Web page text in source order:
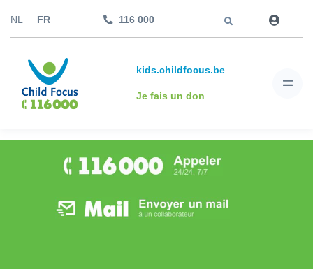
NL FR 116 000
kids.childfocus.be
Je fais un don